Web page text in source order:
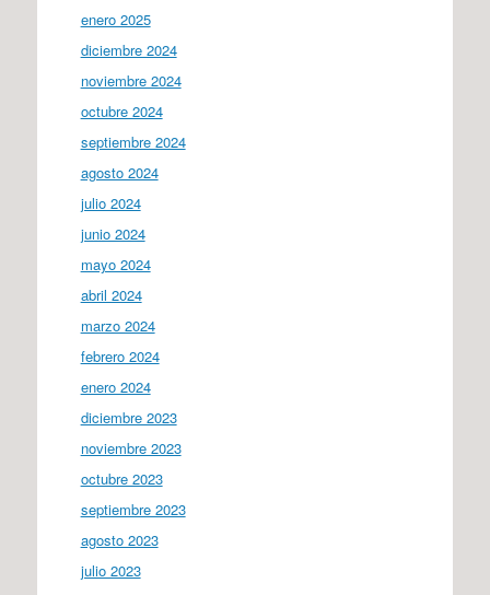
enero 2025
diciembre 2024
noviembre 2024
octubre 2024
septiembre 2024
agosto 2024
julio 2024
junio 2024
mayo 2024
abril 2024
marzo 2024
febrero 2024
enero 2024
diciembre 2023
noviembre 2023
octubre 2023
septiembre 2023
agosto 2023
julio 2023